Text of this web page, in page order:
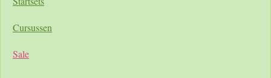
Cursussen
Sale